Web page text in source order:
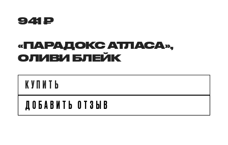
941 ₽
«ПАРАДОКС АТЛАСА»,
ОЛИВИ БЛЕЙК
КУПИТЬ
ДОБАВИТЬ ОТЗЫВ